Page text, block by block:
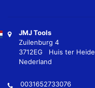
JMJ Tools
Zuilenburg 4
3712EG Huis ter Heide
Nederland
0031652733076